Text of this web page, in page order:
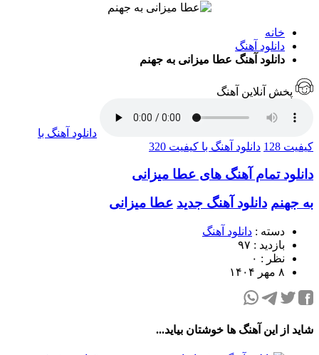
خانه
دانلود آهنگ
دانلود آهنگ عطا میزانی به جهنم
پخش آنلاین آهنگ
دانلود آهنگ با
کیفیت 128
دانلود آهنگ با کیفیت 320
دانلود تمام آهنگ های عطا میزانی
به جهنم دانلود آهنگ جدید عطا میزانی
دسته : دانلود آهنگ
بازدید : ۹۷
نظر : ۰
۸ مهر ۱۴۰۴
شاید از این آهنگ ها خوشتان بیاید...